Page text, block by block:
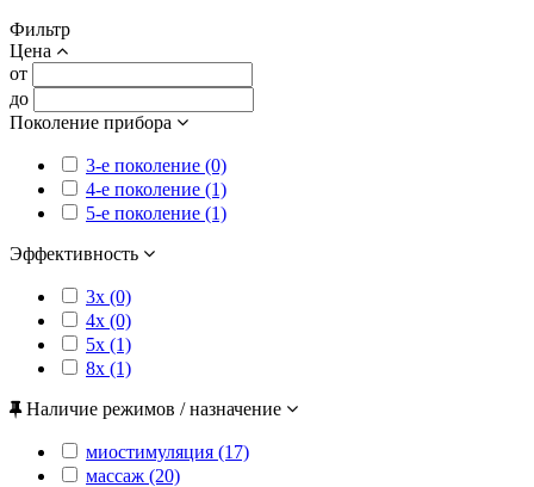
Фильтр
Цена
от
до
Поколение прибора
3-е поколение (0)
4-е поколение (1)
5-е поколение (1)
Эффективность
3x (0)
4x (0)
5x (1)
8x (1)
Наличие режимов / назначение
миостимуляция (17)
массаж (20)